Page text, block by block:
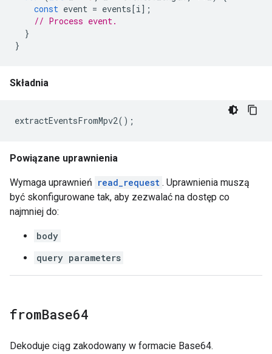
const event = events[i];
// Process event.
}
}
Składnia
extractEventsFromMpv2();
Powiązane uprawnienia
Wymaga uprawnień read_request . Uprawnienia muszą
być skonfigurowane tak, aby zezwalać na dostęp co
najmniej do:
body
query parameters
fromBase64
Dekoduje ciąg zakodowany w formacie Base64.